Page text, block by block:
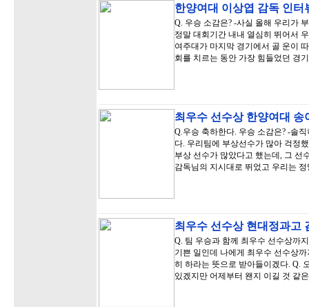
한양여대 이상엽 감독 인터
Q. 우승 소감은? -사실 올해 우리가
정말 대회기간 내내 열심히 뛰어서
여주대가 마지막 경기에서 골 운이
회를 치르는 동안 가장 힘들었던 경
최우수 선수상 한양여대
Q.우승 축하한다. 우승 소감은? -솔
다. 우리팀에 부상선수가 많아 걱정
부상 선수가 많았다고 했는데, 그 선
감독님의 지시대로 뛰었고 우리는
최우수 선수상 현대정과고
Q. 팀 우승과 함께 최우수 선수상까
기쁜 일인데 나에게 최우수 선수상
히 하라는 뜻으로 받아들이겠다. Q.
있겠지만 어제부터 왠지 이길 것 같